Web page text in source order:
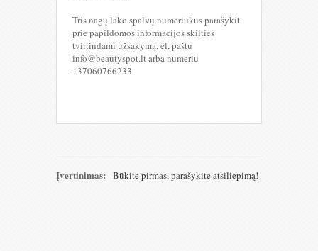
Tris nagų lako spalvų numeriukus parašykit
prie papildomos informacijos skilties
tvirtindami užsakymą, el. paštu
info@beautyspot.lt arba numeriu
+37060766233
Įvertinimas: Būkite pirmas, parašykite atsiliepimą!